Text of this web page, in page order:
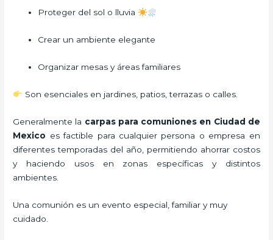
Proteger del sol o lluvia
Crear un ambiente elegante
Organizar mesas y áreas familiares
Son esenciales en jardines, patios, terrazas o calles.
Generalmente la carpas para comuniones en Ciudad de
Mexico es factible para cualquier persona o empresa en
diferentes temporadas del año, permitiendo ahorrar costos
y haciendo usos en zonas específicas y distintos
ambientes.
Una comunión es un evento especial, familiar y muy
cuidado.